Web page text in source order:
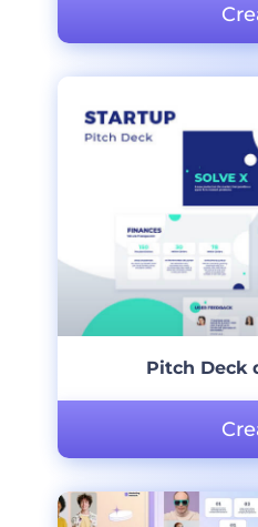
Pitch Deck